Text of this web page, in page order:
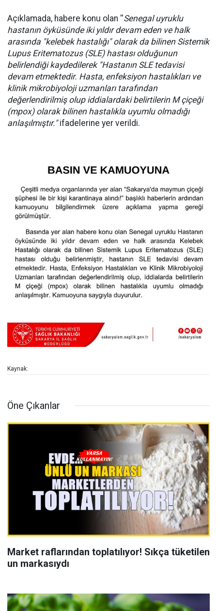
Açıklamada, habere konu olan ''Senegal uyruklu
hastanın öyküsünde iki yıldır devam eden ve halk
arasında "kelebek hastalığı" olarak da bilinen Sistemik
Lupus Eritematozus (SLE) hastası olduğunun
belirlendiği kaydedilerek "Hastanın SLE tedavisi
devam etmektedir. Hasta, enfeksiyon hastalıkları ve
klinik mikrobiyoloji uzmanları tarafından
değerlendirilmiş olup iddialardaki belirtilerin M çiçeği
(mpox) olarak bilinen hastalıkla uyumlu olmadığı
anlaşılmıştır."ifadelerine yer verildi.
Kaynak:
Öne Çıkanlar
Market raflarından toplatılıyor! Sıkça tüketilen
un markasıydı